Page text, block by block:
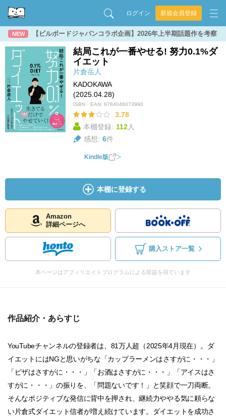
ログイン 新規会員登録
NEW 【ビルボードジャパンコラボ企画】2026年上半期話題作を考察
結局これが一番やせる! 努力0.1%ダ
イエット
片倉岳人
KADOKAWA
(2025.04.28)
ISBN・EAN: 9784046073990
3.78
本棚登録: 112人
感想: 6件
Kindle版
本棚に登録する
Amazon
詳細ページへ
購入ストア一覧
本ページはアフィリエイトプログラムによる収益を得ています
作品紹介・あらすじ
YouTubeチャンネルの登録者は、81万人超（2025年4月現在）。ダ
イエットにはNGと思いがちな「カップラーメンはさすがに・・・」
「ピザはさすがに・・・」「お酒はさすがに・・・」「アイスはさ
すがに・・・」の振りを、「問題ないです！」と笑顔で一刀両断。
そんなポジティブな発信に背中を押され、継続力ややる気に頼らな
い片倉式ダイエット信者が増え続けています。ダイエットを成功さ